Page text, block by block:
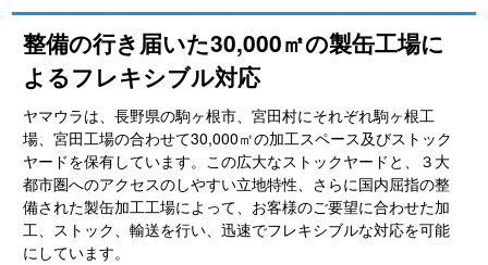
整備の行き届いた30,000㎡の製缶工場に
よるフレキシブル対応
ヤマウラは、長野県の駒ヶ根市、宮田村にそれぞれ駒ヶ根工
場、宮田工場の合わせて30,000㎡の加工スペース及びストック
ヤードを保有しています。この広大なストックヤードと、３大
都市圏へのアクセスのしやすい立地特性、さらに国内屈指の整
備された製缶加工工場によって、お客様のご要望に合わせた加
工、ストック、輸送を行い、迅速でフレキシブルな対応を可能
にしています。